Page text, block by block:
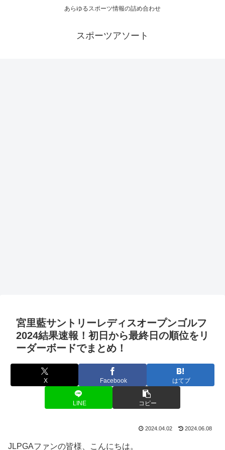
あらゆるスポーツ情報の詰め合わせ
スポーツアソート
宮里藍サントリーレディスオープンゴルフ
2024結果速報！初日から最終日の順位をリ
ーダーボードでまとめ！
X Facebook はてブ
LINE コピー
2024.04.02 2024.06.08
JLPGAファンの皆様、こんにちは。